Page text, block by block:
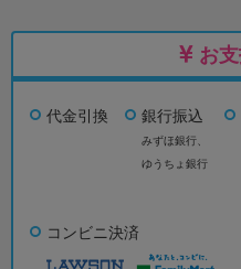
お
代金引換 銀行振込
みずほ銀行、
ゆうちょ銀行
コンビニ決済